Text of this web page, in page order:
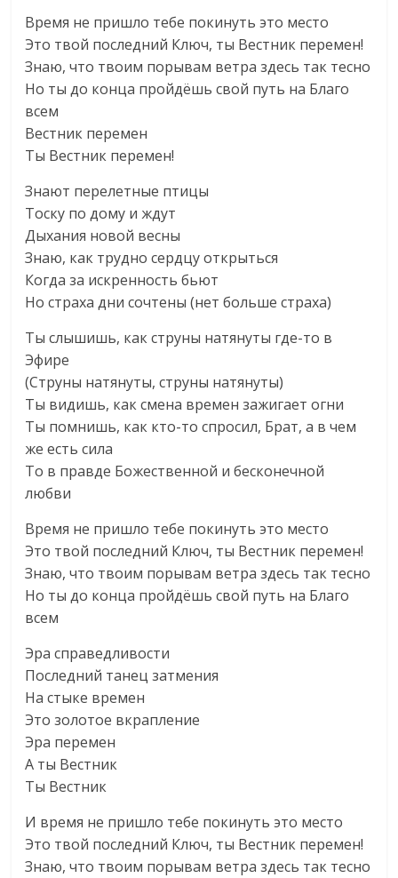
Время не пришло тебе покинуть это место
Это твой последний Ключ, ты Вестник перемен!
Знаю, что твоим порывам ветра здесь так тесно
Но ты до конца пройдёшь свой путь на Благо
всем
Вестник перемен
Ты Вестник перемен!
Знают перелетные птицы
Тоску по дому и ждут
Дыхания новой весны
Знаю, как трудно сердцу открыться
Когда за искренность бьют
Но страха дни сочтены (нет больше страха)
Ты слышишь, как струны натянуты где-то в
Эфире
(Струны натянуты, струны натянуты)
Ты видишь, как смена времен зажигает огни
Ты помнишь, как кто-то спросил, Брат, а в чем
же есть сила
То в правде Божественной и бесконечной
любви
Время не пришло тебе покинуть это место
Это твой последний Ключ, ты Вестник перемен!
Знаю, что твоим порывам ветра здесь так тесно
Но ты до конца пройдёшь свой путь на Благо
всем
Эра справедливости
Последний танец затмения
На стыке времен
Это золотое вкрапление
Эра перемен
А ты Вестник
Ты Вестник
И время не пришло тебе покинуть это место
Это твой последний Ключ, ты Вестник перемен!
Знаю, что твоим порывам ветра здесь так тесно